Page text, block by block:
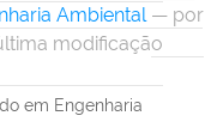
Ambiental — por
modificação
em Engenharia